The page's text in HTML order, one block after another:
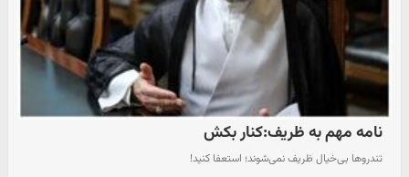
نامه مهم به ظریف:کنار بکش
تندروها بی‌خیال ظریف نمی‌شوند؛ استعفا کنید!